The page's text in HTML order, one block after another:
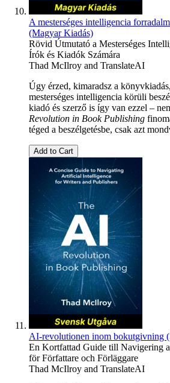
A mesterséges intelligencia
(Magyar Kiadás)
Rövid Útmutató a Mesterséges
Írók és Kiadók Számára
Thad McIlroy and TranslateAI
Úgy érzed, kimaradsz a
mesterséges intelligencia körüli
kiadó és szerző is így van ezzel –
Revolution in Book Publishing
téged a beszélgetésbe, csak azt
Add to Cart
AI-revolutionen inom bokutgivning
En Kortfattad Guide till Navigering
för Författare och Förläggare
Thad McIlroy and TranslateAI